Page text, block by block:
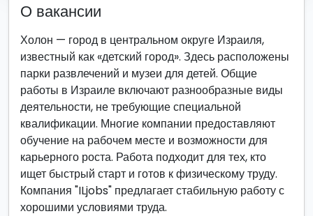
О вакансии
Холон — город в центральном округе Израиля,
известный как «детский город». Здесь расположены
парки развлечений и музеи для детей. Общие
работы в Израиле включают разнообразные виды
деятельности, не требующие специальной
квалификации. Многие компании предоставляют
обучение на рабочем месте и возможности для
карьерного роста. Работа подходит для тех, кто
ищет быстрый старт и готов к физическому труду.
Компания "ILjobs" предлагает стабильную работу с
хорошими условиями труда.